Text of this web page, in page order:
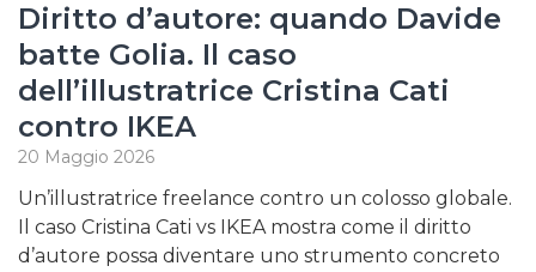
Diritto d’autore: quando Davide
batte Golia. Il caso
dell’illustratrice Cristina Cati
contro IKEA
20 Maggio 2026
Un’illustratrice freelance contro un colosso globale.
Il caso Cristina Cati vs IKEA mostra come il diritto
d’autore possa diventare uno strumento concreto